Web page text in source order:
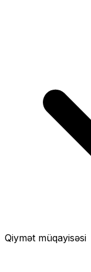
Qiymət müqayisəsi